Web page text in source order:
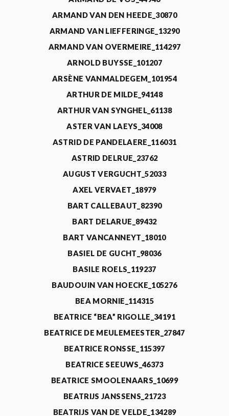
ARMAND VAN DEN HEEDE_30870
ARMAND VAN LIEFFERINGE_13290
ARMAND VAN OVERMEIRE_114297
ARNOLD BUYSSE_101207
ARSÈNE VANMALDEGEM_101954
ARTHUR DE MILDE_94148
ARTHUR VAN SYNGHEL_61138
ASTER VAN LAEYS_34008
ASTRID DE PANDELAERE_116031
ASTRID DELRUE_23762
AUGUST VERGUCHT_52033
AXEL VERVAET_18979
BART CALLEBAUT_82390
BART DELARUE_89432
BART VANCANNEYT_18010
BASIEL DE GUCHT_98036
BASILE ROELS_119237
BAUDOUIN VAN HOECKE_105276
BEA MORNIE_114315
BEATRICE “BEA” RIGOLLE_34191
BEATRICE DE MEULEMEESTER_27847
BEATRICE RONSSE_115397
BEATRICE SEEUWS_46373
BEATRICE SMOOLENAARS_10699
BEATRIJS JANSSENS_21723
BEATRIJS VAN DE VELDE_134289